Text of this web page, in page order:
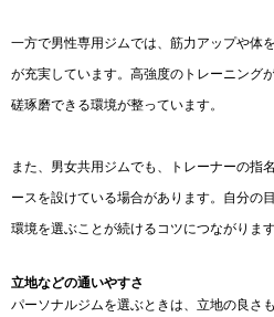
一方で男性専用ジムでは、筋力アップや体
が充実しています。高強度のトレーニング
磋琢磨できる環境が整っています。
また、男女共用ジムでも、トレーナーの指
ースを設けている場合があります。自分の
環境を選ぶことが続けるコツにつながります
立地などの通いやすさ
パーソナルジムを選ぶときは、立地の良さ